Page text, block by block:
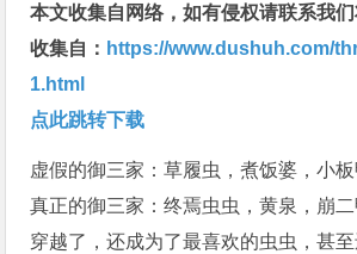
本文收集自网络，如有侵权请联系我们
收集自： https://www.dushuh.com/
1.html
点此跳转下载
虚假的御三家：草履虫，煮饭婆，小
真正的御三家：终焉虫虫，黄泉，崩
穿越了，还成为了最喜欢的虫虫，甚